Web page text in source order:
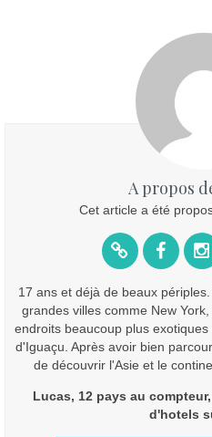
A propos
Cet article a été
17 ans et déjà de beaux
grandes villes comme New
endroits beaucoup plus
d'Iguaçu. Après avoir bien
de découvrir l'Asie et le
Lucas, 12 pays au
d'hotels